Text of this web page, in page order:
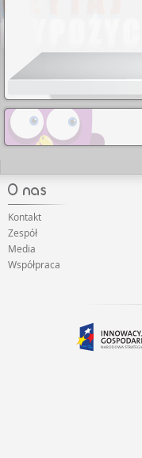
Kontakt
Zespół
Media
Współpraca